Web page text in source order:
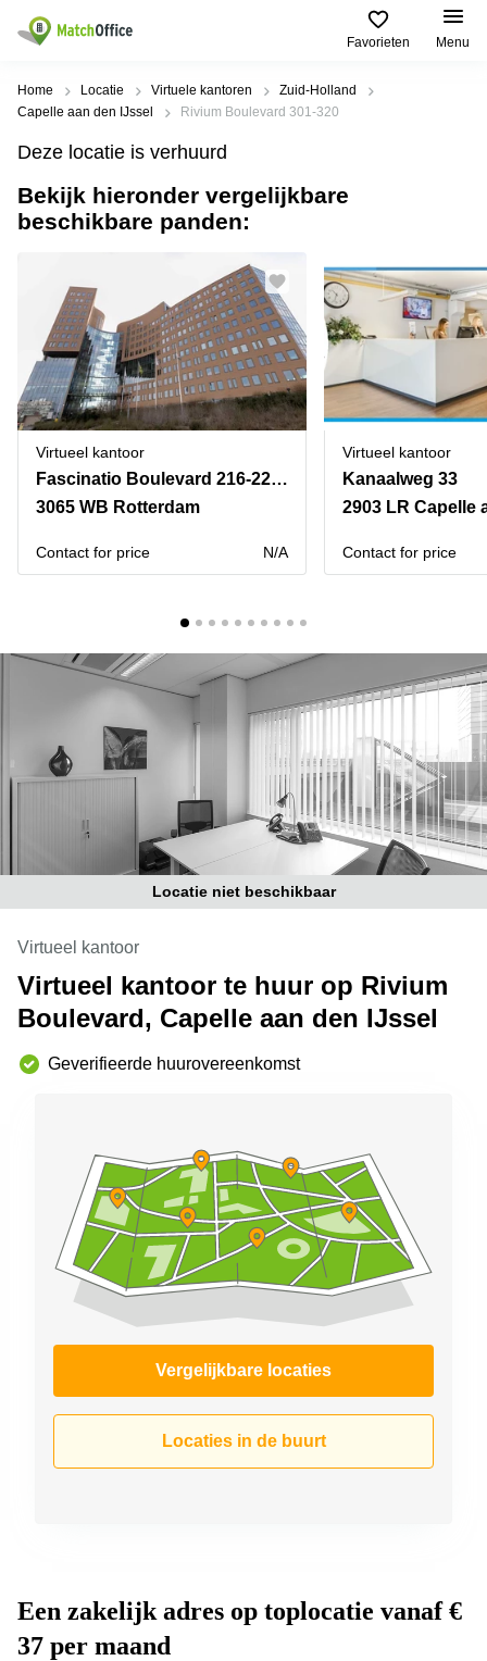
Favorieten Menu
Huren / Verhuren
Productpagina's
Kantoorruimten
Business
Flexplekken
Coworking
Spaces
Vergaderruimten
Virtueel
Kantoor
Bedrijfsruimte
Populaire
Steden
Alkmaar
Amsterdam
Westpoort
Bergen
op
Zoom
Amersfoort
Breda
Hengelo
Hilversum
Rotterdam
Zwolle
Westpoort
Populaire
zoekopdrachten
Kantoorruimte
in Breda
huren
Bergen
op
Zoom
Kantoor
huren
Tiel
Kantoor
huren
Reeuwijk
Business
center
Amsterdam
center
Hilversum
space
Arnhem
Kantoorruimte
Coworking
Zwolle
Coworking
Haarlem
Kantoor
Hengelo
Help
Over ons
Huurprijs
Log in
Home Locatie Virtuele kantoren
Zuid-Holland
Capelle aan den IJssel
Rivium Boulevard 301-320
Deze locatie is verhuurd
Bekijk hieronder vergelijkbare
beschikbare panden:
Virtueel kantoor
Fascinatio Boulevard 216-220,Rotterdam The Mark
3065 WB Rotterdam
Contact for price N/A
Virtueel kantoor
Kanaalweg 33
Contact for price
Locatie niet beschikbaar
Virtueel kantoor
Virtueel kantoor te huur op Rivium
Boulevard, Capelle aan den IJssel
Geverifieerde huurovereenkomst
Vergelijkbare locaties
Locaties in de buurt
Een zakelijk adres op toplocatie vanaf €
37 per maand